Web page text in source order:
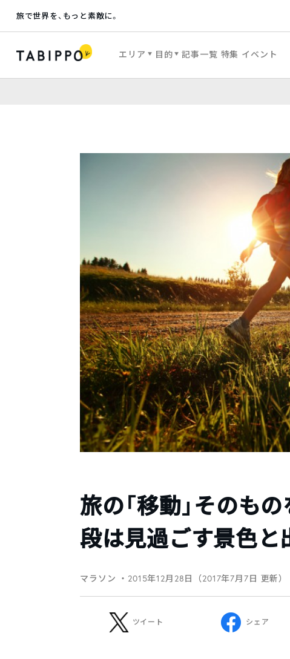
旅で世界を、もっと素敵に。
エリア 目的 記事一覧 特集 イベント
旅の「移動」そのも
段は見過ごす景色と
マラソン ・2015年12月28日（2017年7月7日 更新）
ツイート シェア